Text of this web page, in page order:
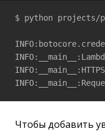
$ python projects/
Чтобы добавить